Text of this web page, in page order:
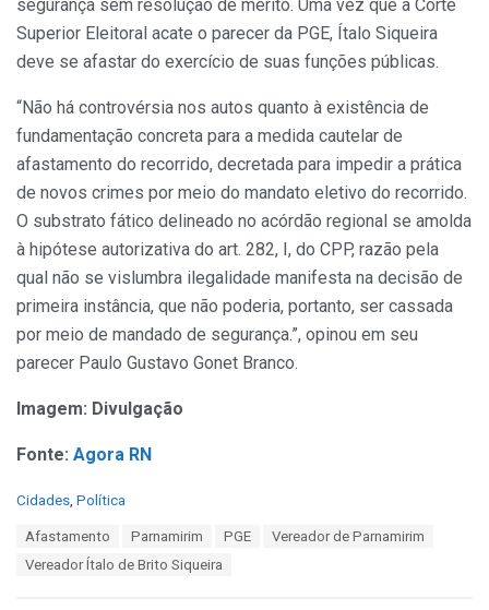
segurança sem resolução de mérito. Uma vez que a Corte
Superior Eleitoral acate o parecer da PGE, Ítalo Siqueira
deve se afastar do exercício de suas funções públicas.
“Não há controvérsia nos autos quanto à existência de
fundamentação concreta para a medida cautelar de
afastamento do recorrido, decretada para impedir a prática
de novos crimes por meio do mandato eletivo do recorrido.
O substrato fático delineado no acórdão regional se amolda
à hipótese autorizativa do art. 282, I, do CPP, razão pela
qual não se vislumbra ilegalidade manifesta na decisão de
primeira instância, que não poderia, portanto, ser cassada
por meio de mandado de segurança.”, opinou em seu
parecer Paulo Gustavo Gonet Branco.
Imagem: Divulgação
Fonte: Agora RN
C
Cidades Política
Afastamento Parnamirim PGE
Vereador de Parnamirim
Vereador Ítalo de Brito Siqueira